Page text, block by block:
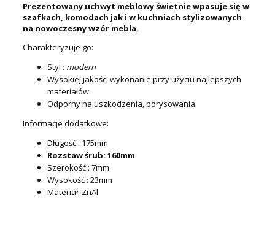
Prezentowany uchwyt meblowy świetnie wpasuje się w
szafkach, komodach jak i w kuchniach stylizowanych
na nowoczesny wzór mebla.
Charakteryzuje go:
Styl : modern
Wysokiej jakości wykonanie przy użyciu najlepszych
materiałów
Odporny na uszkodzenia, porysowania
Informacje dodatkowe:
Długość : 175mm
Rozstaw śrub: 160mm
Szerokość : 7mm
Wysokość : 23mm
Materiał: ZnAl